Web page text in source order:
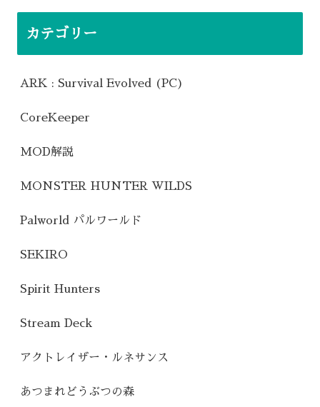
カテゴリー
ARK : Survival Evolved (PC)
CoreKeeper
MOD解説
MONSTER HUNTER WILDS
Palworld パルワールド
SEKIRO
Spirit Hunters
Stream Deck
アクトレイザー・ルネサンス
あつまれどうぶつの森